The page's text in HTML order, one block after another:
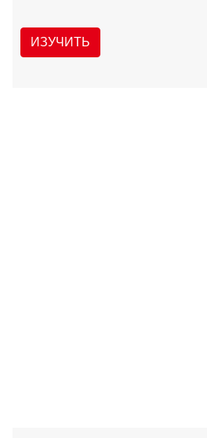
ИЗУЧИТЬ